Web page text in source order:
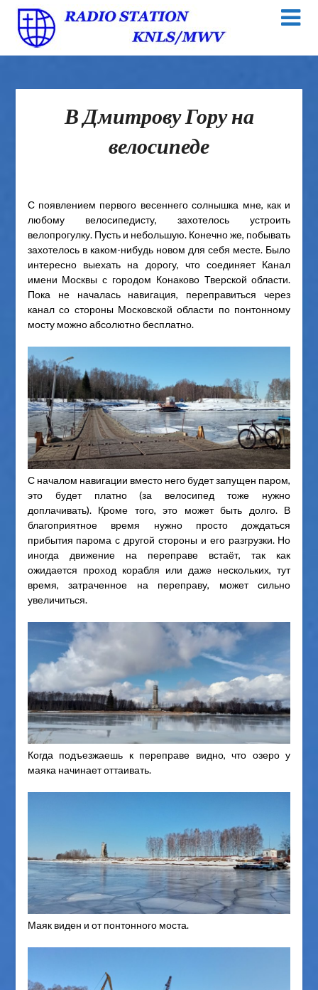
В Дмитрову Гору на
велосипеде
С появлением первого весеннего солнышка мне, как и
любому велосипедисту, захотелось устроить
велопрогулку. Пусть и небольшую. Конечно же, побывать
захотелось в каком-нибудь новом для себя месте. Было
интересно выехать на дорогу, что соединяет Канал
имени Москвы с городом Конаково Тверской области.
Пока не началась навигация, переправиться через
канал со стороны Московской области по понтонному
мосту можно абсолютно бесплатно.
С началом навигации вместо него будет запущен паром,
это будет платно (за велосипед тоже нужно
доплачивать). Кроме того, это может быть долго. В
благоприятное время нужно просто дождаться
прибытия парома с другой стороны и его разгрузки. Но
иногда движение на переправе встаёт, так как
ожидается проход корабля или даже нескольких, тут
время, затраченное на переправу, может сильно
увеличиться.
Когда подъезжаешь к переправе видно, что озеро у
маяка начинает оттаивать.
Маяк виден и от понтонного моста.